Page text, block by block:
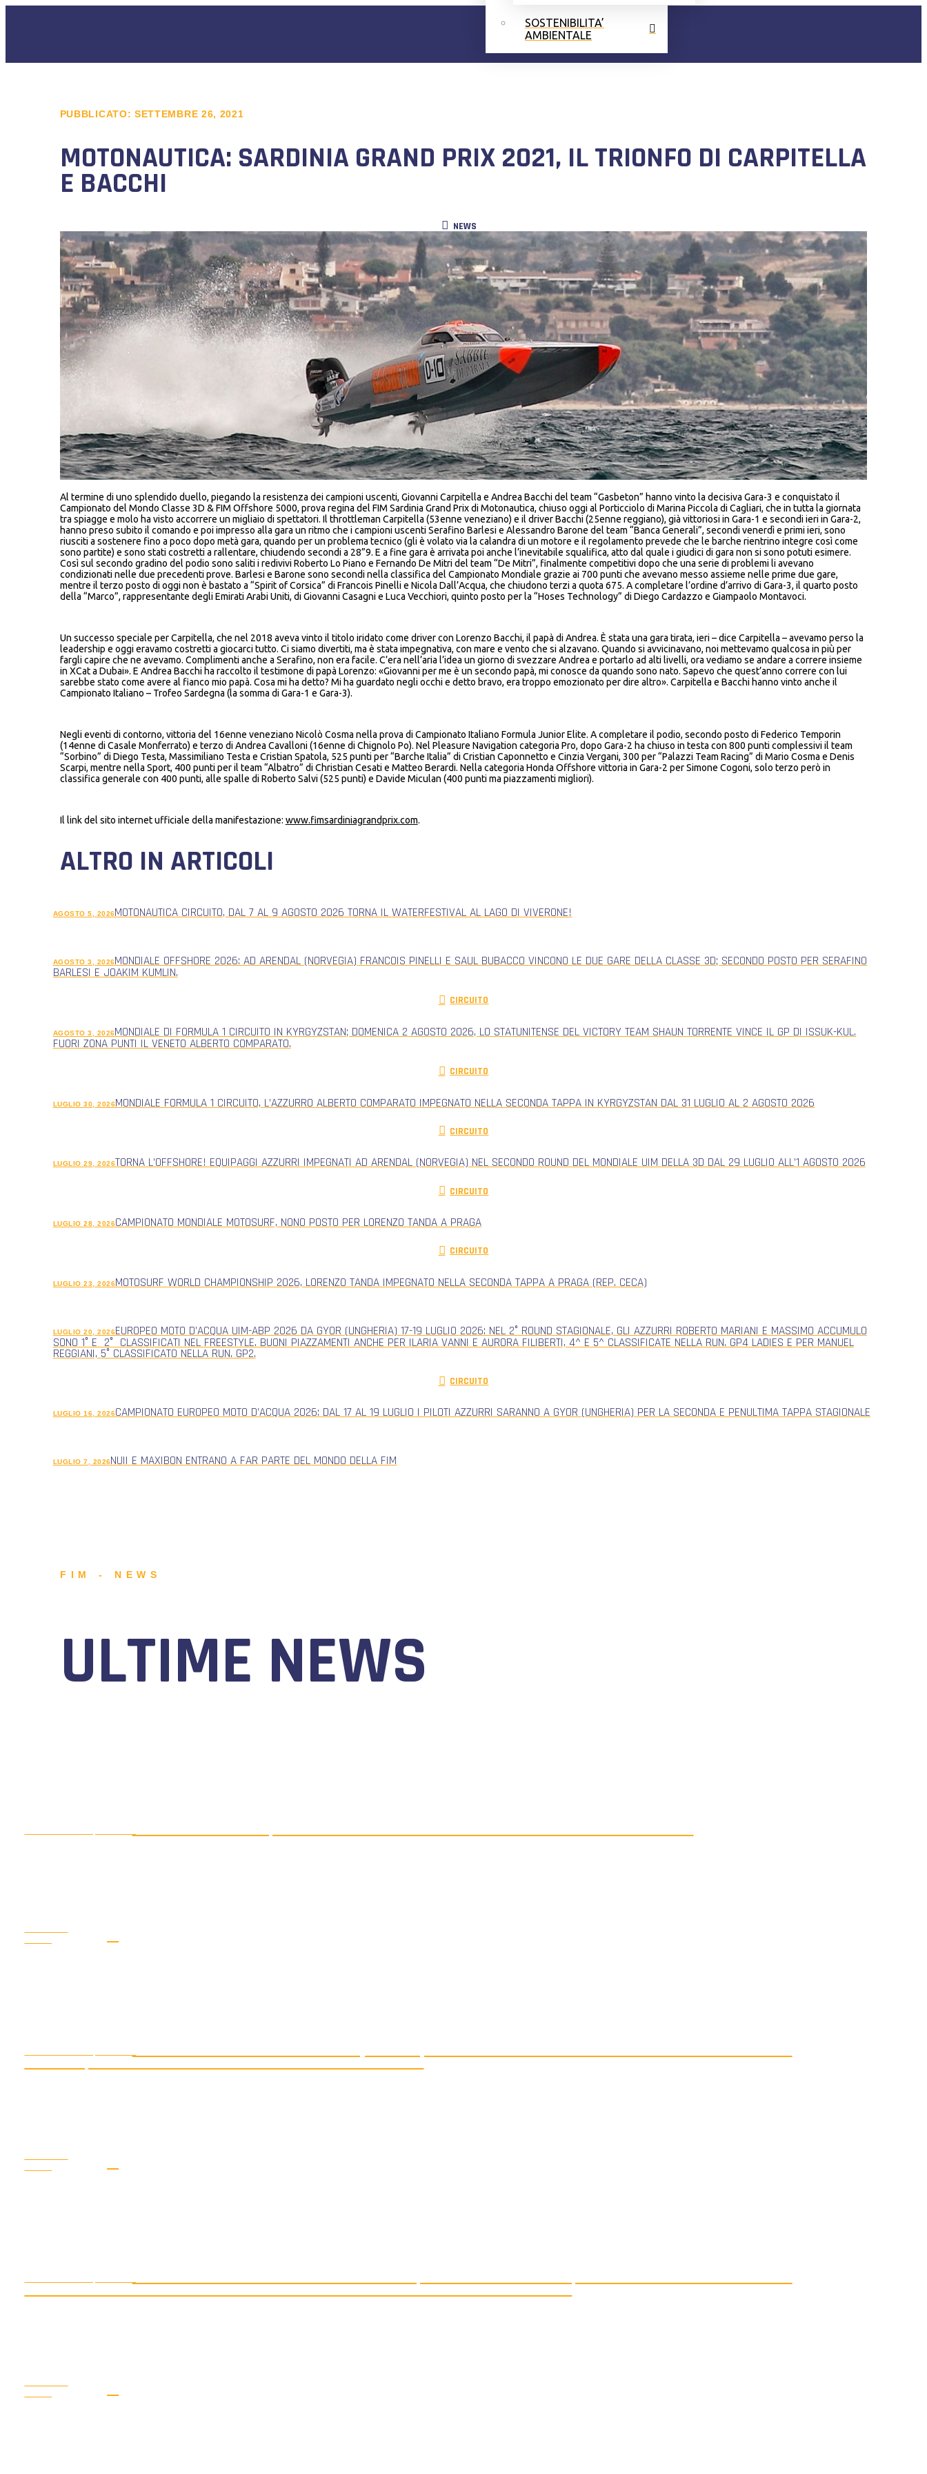
SOSTENIBILITA’
AMBIENTALE
PUBBLICATO:SETTEMBRE 26, 2021
MOTONAUTICA: SARDINIA GRAND PRIX 2021, IL TRIONFO DI CARPITELLA
E BACCHI
NEWS
Al termine di uno splendido duello, piegando la resistenza dei campioni uscenti, Giovanni Carpitella e Andrea Bacchi del team “Gasbeton” hanno vinto la decisiva Gara-3 e conquistato il
Campionato del Mondo Classe 3D & FIM Offshore 5000, prova regina del FIM Sardinia Grand Prix di Motonautica, chiuso oggi al Porticciolo di Marina Piccola di Cagliari, che in tutta la giornata
tra spiagge e molo ha visto accorrere un migliaio di spettatori. Il throttleman Carpitella (53enne veneziano) e il driver Bacchi (25enne reggiano), già vittoriosi in Gara-1 e secondi ieri in Gara-2,
hanno preso subito il comando e poi impresso alla gara un ritmo che i campioni uscenti Serafino Barlesi e Alessandro Barone del team “Banca Generali”, secondi venerdì e primi ieri, sono
riusciti a sostenere fino a poco dopo metà gara, quando per un problema tecnico (gli è volato via la calandra di un motore e il regolamento prevede che le barche rientrino integre così come
sono partite) e sono stati costretti a rallentare, chiudendo secondi a 28”9. E a fine gara è arrivata poi anche l’inevitabile squalifica, atto dal quale i giudici di gara non si sono potuti esimere.
Così sul secondo gradino del podio sono saliti i redivivi Roberto Lo Piano e Fernando De Mitri del team “De Mitri”, finalmente competitivi dopo che una serie di problemi li avevano
condizionati nelle due precedenti prove. Barlesi e Barone sono secondi nella classifica del Campionato Mondiale grazie ai 700 punti che avevano messo assieme nelle prime due gare,
mentre il terzo posto di oggi non è bastato a “Spirit of Corsica” di Francois Pinelli e Nicola Dall’Acqua, che chiudono terzi a quota 675. A completare l’ordine d’arrivo di Gara-3, il quarto posto
della “Marco”, rappresentante degli Emirati Arabi Uniti, di Giovanni Casagni e Luca Vecchiori, quinto posto per la “Hoses Technology” di Diego Cardazzo e Giampaolo Montavoci.
Un successo speciale per Carpitella, che nel 2018 aveva vinto il titolo iridato come driver con Lorenzo Bacchi, il papà di Andrea. È stata una gara tirata, ieri – dice Carpitella – avevamo perso la
leadership e oggi eravamo costretti a giocarci tutto. Ci siamo divertiti, ma è stata impegnativa, con mare e vento che si alzavano. Quando si avvicinavano, noi mettevamo qualcosa in più per
fargli capire che ne avevamo. Complimenti anche a Serafino, non era facile. C’era nell’aria l’idea un giorno di svezzare Andrea e portarlo ad alti livelli, ora vediamo se andare a correre insieme
in XCat a Dubai». E Andrea Bacchi ha raccolto il testimone di papà Lorenzo: «Giovanni per me è un secondo papà, mi conosce da quando sono nato. Sapevo che quest’anno correre con lui
sarebbe stato come avere al fianco mio papà. Cosa mi ha detto? Mi ha guardato negli occhi e detto bravo, era troppo emozionato per dire altro». Carpitella e Bacchi hanno vinto anche il
Campionato Italiano – Trofeo Sardegna (la somma di Gara-1 e Gara-3).
Negli eventi di contorno, vittoria del 16enne veneziano Nicolò Cosma nella prova di Campionato Italiano Formula Junior Elite. A completare il podio, secondo posto di Federico Temporin
(14enne di Casale Monferrato) e terzo di Andrea Cavalloni (16enne di Chignolo Po). Nel Pleasure Navigation categoria Pro, dopo Gara-2 ha chiuso in testa con 800 punti complessivi il team
“Sorbino” di Diego Testa, Massimiliano Testa e Cristian Spatola, 525 punti per “Barche Italia” di Cristian Caponnetto e Cinzia Vergani, 300 per “Palazzi Team Racing” di Mario Cosma e Denis
Scarpi, mentre nella Sport, 400 punti per il team “Albatro” di Christian Cesati e Matteo Berardi. Nella categoria Honda Offshore vittoria in Gara-2 per Simone Cogoni, solo terzo però in
classifica generale con 400 punti, alle spalle di Roberto Salvi (525 punti) e Davide Miculan (400 punti ma piazzamenti migliori).
Il link del sito internet ufficiale della manifestazione: www.fimsardiniagrandprix.com.
ALTRO IN ARTICOLI
AGOSTO 5, 2026MOTONAUTICA CIRCUITO, DAL 7 AL 9 AGOSTO 2026 TORNA IL WATERFESTIVAL AL LAGO DI VIVERONE!
AGOSTO 3, 2026MONDIALE OFFSHORE 2026: AD ARENDAL (NORVEGIA) FRANCOIS PINELLI E SAUL BUBACCO VINCONO LE DUE GARE DELLA CLASSE 3D; SECONDO POSTO PER SERAFINO
BARLESI E JOAKIM KUMLIN.
CIRCUITO
AGOSTO 3, 2026MONDIALE DI FORMULA 1 CIRCUITO IN KYRGYZSTAN; DOMENICA 2 AGOSTO 2026, LO STATUNITENSE DEL VICTORY TEAM SHAUN TORRENTE VINCE IL GP DI ISSUK-KUL.
FUORI ZONA PUNTI IL VENETO ALBERTO COMPARATO.
CIRCUITO
LUGLIO 30, 2026MONDIALE FORMULA 1 CIRCUITO, L’AZZURRO ALBERTO COMPARATO IMPEGNATO NELLA SECONDA TAPPA IN KYRGYZSTAN DAL 31 LUGLIO AL 2 AGOSTO 2026
CIRCUITO
LUGLIO 29, 2026TORNA L’OFFSHORE! EQUIPAGGI AZZURRI IMPEGNATI AD ARENDAL (NORVEGIA) NEL SECONDO ROUND DEL MONDIALE UIM DELLA 3D DAL 29 LUGLIO ALL’1 AGOSTO 2026
CIRCUITO
LUGLIO 28, 2026CAMPIONATO MONDIALE MOTOSURF, NONO POSTO PER LORENZO TANDA A PRAGA
CIRCUITO
LUGLIO 23, 2026MOTOSURF WORLD CHAMPIONSHIP 2026, LORENZO TANDA IMPEGNATO NELLA SECONDA TAPPA A PRAGA (REP. CECA)
LUGLIO 20, 2026EUROPEO MOTO D’ACQUA UIM-ABP 2026 DA GYOR (UNGHERIA) 17-19 LUGLIO 2026: NEL 2° ROUND STAGIONALE, GLI AZZURRI ROBERTO MARIANI E MASSIMO ACCUMULO
SONO 1° E 2° CLASSIFICATI NEL FREESTYLE. BUONI PIAZZAMENTI ANCHE PER ILARIA VANNI E AURORA FILIBERTI, 4^ E 5^ CLASSIFICATE NELLA RUN. GP4 LADIES E PER MANUEL
REGGIANI, 5° CLASSIFICATO NELLA RUN. GP2.
CIRCUITO
LUGLIO 16, 2026CAMPIONATO EUROPEO MOTO D’ACQUA 2026: DAL 17 AL 19 LUGLIO I PILOTI AZZURRI SARANNO A GYOR (UNGHERIA) PER LA SECONDA E PENULTIMA TAPPA STAGIONALE
LUGLIO 7, 2026NUII E MAXIBON ENTRANO A FAR PARTE DEL MONDO DELLA FIM
FIM - NEWS
ULTIME NEWS
MOTONAUTICA CIRCUITO, DAL 7 AL 9 AGOSTO 2026 TORNA IL WATERFESTIVAL AL LAGO DI VIVERONE!
CLASSE 3D; SECONDO POSTO PER SERAFINO BARLESI E JOAKIM KUMLIN.
SHAUN TORRENTE VINCE IL GP DI ISSUK-KUL. FUORI ZONA PUNTI IL VENETO ALBERTO COMPARATO.